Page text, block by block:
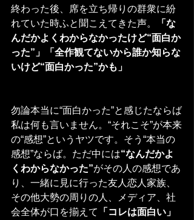
終わった後、席を立ち帰りの群衆に紛
れていた時ふと聞こえてきた声。
「な
んだかよくわからなかったけど“面白か
った”」「全作観てないから誰か知らな
いけど“面白かった”かも」
勿論本当に“面白かった”と感じたならば
私は何も言いません。“それこそ”が本来
の“感想”というヤツです。そう“本当の
感想”ならば。ただ中には“なんだかよ
くわからなかった”がその人の感想であ
り、一緒に見に行った友人恋人家族、
その他大勢の周りの人、メディア、社
会全体が口を揃えて
「コレは面白い」